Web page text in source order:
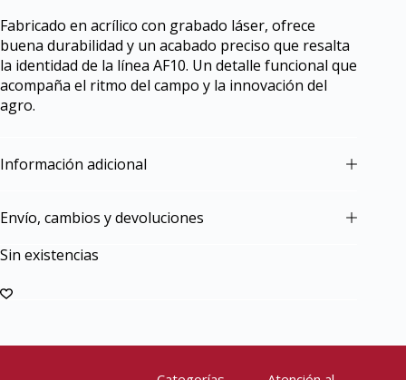
Fabricado en acrílico con grabado láser, ofrece
buena durabilidad y un acabado preciso que resalta
la identidad de la línea AF10. Un detalle funcional que
acompaña el ritmo del campo y la innovación del
agro.
Información adicional
Envío, cambios y devoluciones
Sin existencias